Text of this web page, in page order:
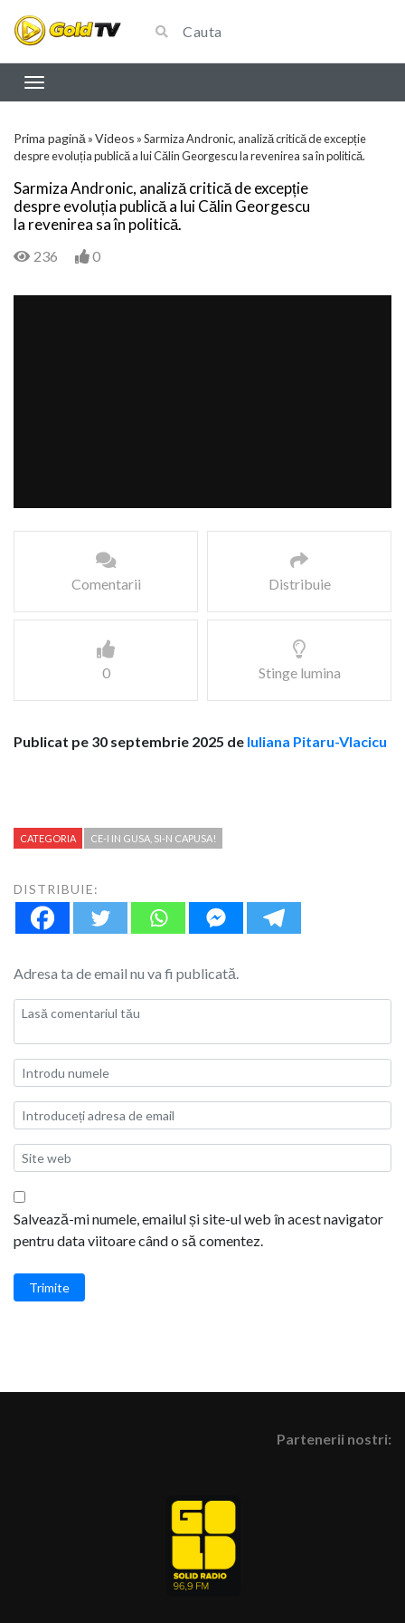
Prima pagină »Videos »Sarmiza Andronic, analiză critică de excepție
despre evoluția publică a lui Călin Georgescu la revenirea sa în politică.
Sarmiza Andronic, analiză critică de excepție
despre evoluția publică a lui Călin Georgescu
la revenirea sa în politică.
236 0
Comentarii Distribuie
0 Stinge lumina
Publicat pe 30 septembrie 2025 de Iuliana Pitaru-Vlacicu
CATEGORIA CE-I IN GUSA, SI-N CAPUSA!
DISTRIBUIE:
Adresa ta de email nu va fi publicată.
Salvează-mi numele, emailul și site-ul web în acest navigator
pentru data viitoare când o să comentez.
Trimite
Partenerii nostri: